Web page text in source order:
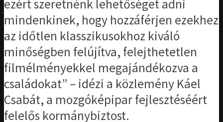
ezért szeretnénk lehetőséget adni
mindenkinek, hogy hozzáférjen ezekhez
az időtlen klasszikusokhoz kiváló
minőségben felújítva, felejthetetlen
filmélményekkel megajándékozva a
családokat” – idézi a közlemény Káel
Csabát, a mozgóképipar fejlesztéséért
felelős kormánybiztost.